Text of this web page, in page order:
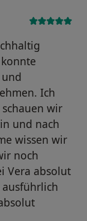
Ich
wir
und nach
wissen wir
noch
Vera absolut